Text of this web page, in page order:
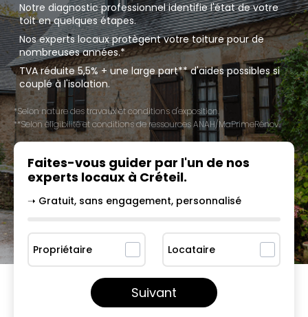
Notre diagnostic professionnel identifie l'état de votre
toit en quelques étapes.
Nos experts locaux protègent votre toiture pour de
nombreuses années.*
TVA réduite 5,5% + une large part** d'aides possibles si
couplé à l'isolation.
*Selon nature des travaux et conditions d'exposition.
**Selon éligibilité et conditions de ressources ANAH/MaPrimeRénov'.
Faites-vous guider par l'un de nos
experts locaux à Créteil.
➝ Gratuit, sans engagement, personnalisé
Propriétaire Locataire
Suivant